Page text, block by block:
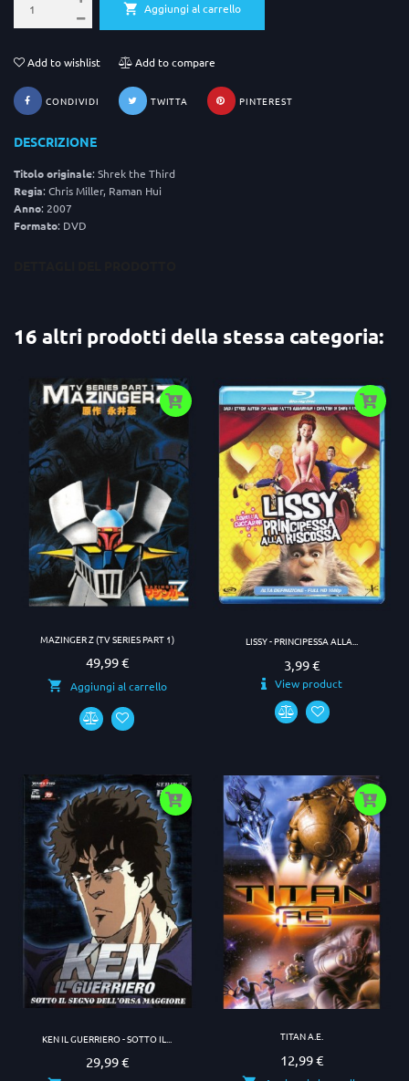
Aggiungi al carrello
Add to wishlist Add to compare
CONDIVIDI TWITTA PINTEREST
DESCRIZIONE
Titolo originale: Shrek the Third
Regia: Chris Miller, Raman Hui
Anno: 2007
Formato: DVD
16 altri prodotti della stessa categoria:
MAZINGER Z (TV SERIES PART 1)
Prezzo
49,99 €
Aggiungi al carrello
LISSY - PRINCIPESSA ALLA...
Prezzo
3,99 €
View product
KEN IL GUERRIERO - SOTTO IL...
Prezzo
29,99 €
TITAN A.E.
Prezzo
12,99 €